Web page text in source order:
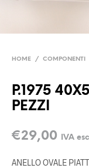
HOME / COMPONENTI
P.1975
PEZZI
€29,00 IVA
ANELLO OVALE